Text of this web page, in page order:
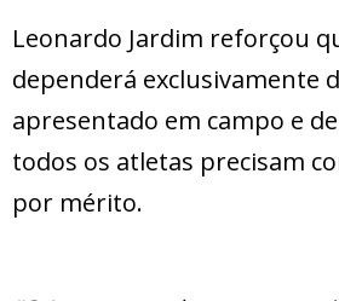
Leonardo Jardim reforçou
dependerá exclusivamente
apresentado em campo e
todos os atletas precisam
por mérito.